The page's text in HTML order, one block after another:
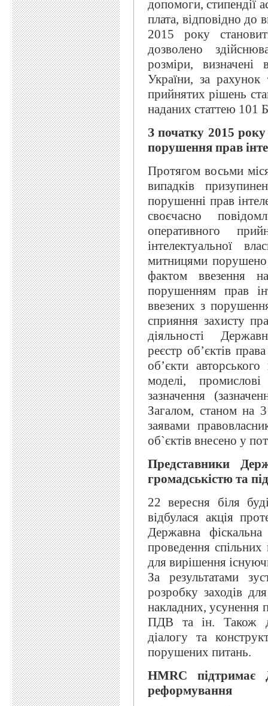
допомоги, стипендії
плата, відповідно
2015 року
дозволено
розміри, визначені
України, за
прийнятих рішень
наданих статтею 101
З початку 2015
порушення прав
Протягом восьми
випадків
порушенні прав
своєчасно
оперативного
інтелектуальної
митницями
фактом ввезення
порушенням прав
ввезених з
сприяння захисту
діяльності
реєстр об’єктів
об’єкти
моделі,
зазначення
Загалом, станом на
заявами
об`єктів внесено у
Представники
громадськістю та
22 вересня біля
відбулася акція
Державна
проведення спільних
для вирішення
За результатами
розробку заходів
накладних, усунення
ПДВ та ін. Також
діалогу та
порушених питань.
HMRC підтримає
реформування